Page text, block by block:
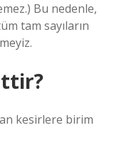
Bu nedenle,
tam sayıların
kesirlere birim